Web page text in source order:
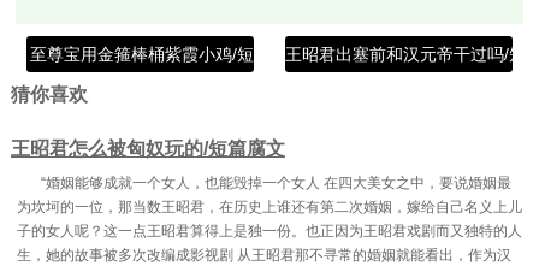
至尊宝用金箍棒桶紫霞小鸡/短篇腐文王昭君出塞前和汉元帝干过吗/短
猜你喜欢
王昭君怎么被匈奴玩的/短篇腐文
“婚姻能够成就一个女人，也能毁掉一个女人 在四大美女之中，要说婚姻最
为坎坷的一位，那当数王昭君，在历史上谁还有第二次婚姻，嫁给自己名义上儿
子的女人呢？这一点王昭君算得上是独一份。也正因为王昭君戏剧而又独特的人
生，她的故事被多次改编成影视剧 从王昭君那不寻常的婚姻就能看出，作为汉